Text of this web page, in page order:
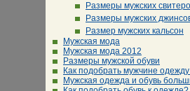
Размеры мужских
Размеры мужских
Размер мужских кальсон
Мужская мода
Мужская мода 2012
Размеры мужской обуви
Как подобрать мужчине
Мужская одежда и обувь